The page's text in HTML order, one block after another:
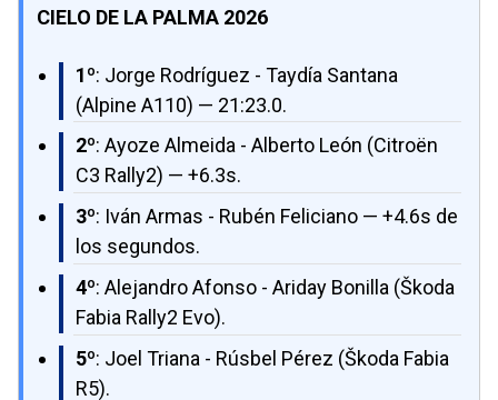
CIELO DE LA PALMA 2026
1º: Jorge Rodríguez - Taydía Santana
(Alpine A110) — 21:23.0.
2º: Ayoze Almeida - Alberto León (Citroën
C3 Rally2) — +6.3s.
3º: Iván Armas - Rubén Feliciano — +4.6s de
los segundos.
4º: Alejandro Afonso - Ariday Bonilla (Škoda
Fabia Rally2 Evo).
5º: Joel Triana - Rúsbel Pérez (Škoda Fabia
R5).